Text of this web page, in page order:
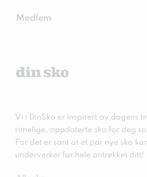
Medlem
Vi i DinSko er inspirert av dagens
rimelige, oppdaterte sko for deg
For det er sant at et par nye sko
underverker for hele antrekket ditt!